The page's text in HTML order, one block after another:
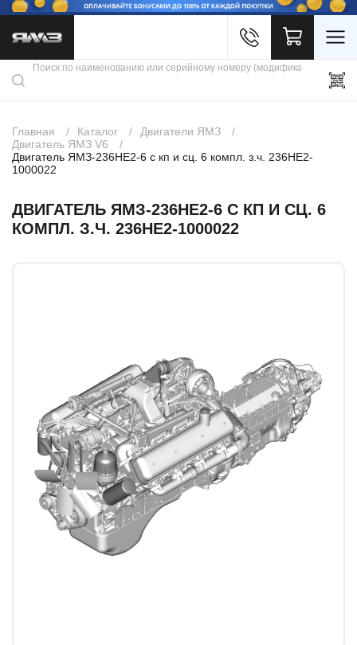
Каталог продукции
Скидки
Контакты
Главная Каталог
Двигатели ЯМЗ
Двигатель ЯМЗ V6
Двигатель ЯМЗ-236НЕ2-6 с кп и сц. 6 компл. з.ч. 236НЕ2-
1000022
ДВИГАТЕЛЬ ЯМЗ-236НЕ2-6 С КП И СЦ. 6
КОМПЛ. З.Ч. 236НЕ2-1000022